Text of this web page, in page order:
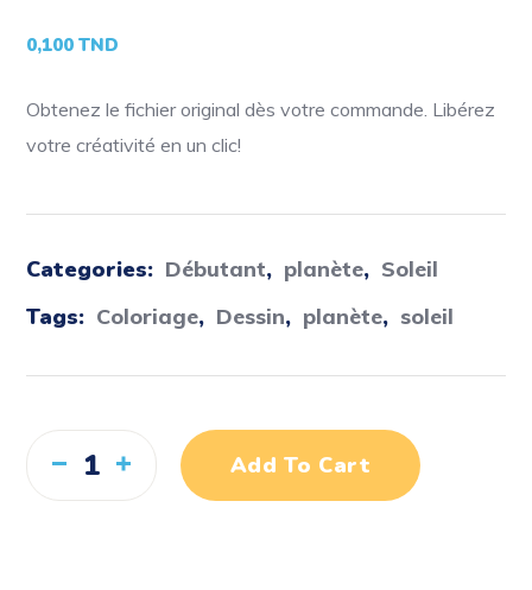
0,100TND
Obtenez le fichier original dès votre commande. Libérez
votre créativité en un clic!
Categories: Débutant, planète, Soleil
Tags: Coloriage, Dessin, planète, soleil
Add To Cart